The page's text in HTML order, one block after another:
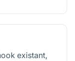
existant,